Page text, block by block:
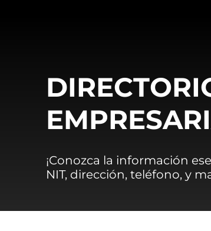
¡Conozca la información
NIT, dirección, teléfono, y